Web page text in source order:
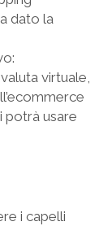
dato la
virtuale,
potrà usare
i capelli